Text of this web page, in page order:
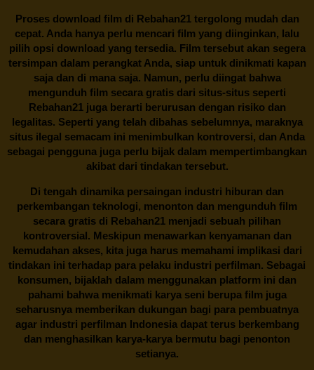
Proses download film di Rebahan21tergolong mudah dan
cepat. Anda hanya perlu mencari film yang diinginkan, lalu
pilih opsi download yang tersedia. Film tersebut akan segera
tersimpan dalam perangkat Anda, siap untuk dinikmati kapan
saja dan di mana saja. Namun, perlu diingat bahwa
mengunduh film secara gratis dari situs-situs seperti
Rebahan21 juga berarti berurusan dengan risiko dan
legalitas. Seperti yang telah dibahas sebelumnya, maraknya
situs ilegal semacam ini menimbulkan kontroversi, dan Anda
sebagai pengguna juga perlu bijak dalam mempertimbangkan
akibat dari tindakan tersebut.
Di tengah dinamika persaingan industri hiburan dan
perkembangan teknologi, menonton dan mengunduh film
secara gratis di Rebahan21 menjadi sebuah pilihan
kontroversial. Meskipun menawarkan kenyamanan dan
kemudahan akses, kita juga harus memahami implikasi dari
tindakan ini terhadap para pelaku industri perfilman. Sebagai
konsumen, bijaklah dalam menggunakan platform ini dan
pahami bahwa menikmati karya seni berupa film juga
seharusnya memberikan dukungan bagi para pembuatnya
agar industri perfilman Indonesia dapat terus berkembang
dan menghasilkan karya-karya bermutu bagi penonton
setianya.